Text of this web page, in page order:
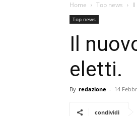
Home Top news
Top news
Il
eletti.
By redazione - 14
condividi